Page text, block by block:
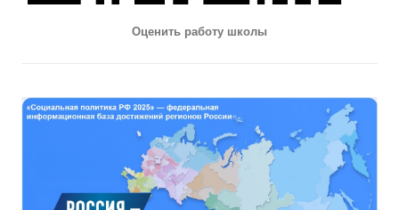
Оценить работу школы